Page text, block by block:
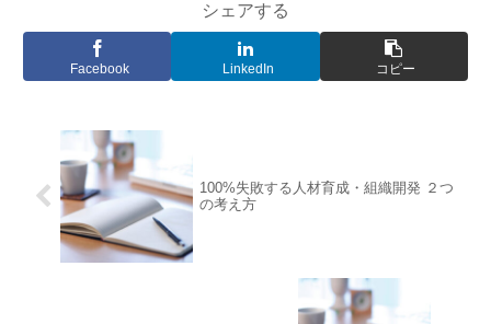
シェアする
Facebook LinkedIn コピー
100%失敗する人材育成・組織開発 ２つ
の考え方